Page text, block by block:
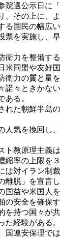
選公示日に
その上に、
国民の幅広
を実施し
力を整備す
同盟や友
力の質と
々ときか
る。
た朝鮮半島
気を挽回し
教原理主義
率の上限
対イラン制裁
脱」を宣言
益や米国
安全を確
持つ国々
経験があ
連安保理